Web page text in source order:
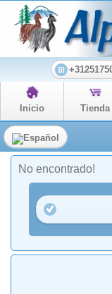
Inicio Tienda
No encontrado!